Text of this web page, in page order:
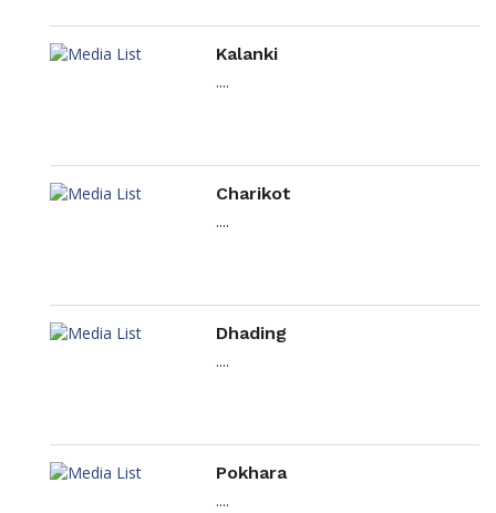
Kalanki
....
Charikot
....
Dhading
....
Pokhara
....